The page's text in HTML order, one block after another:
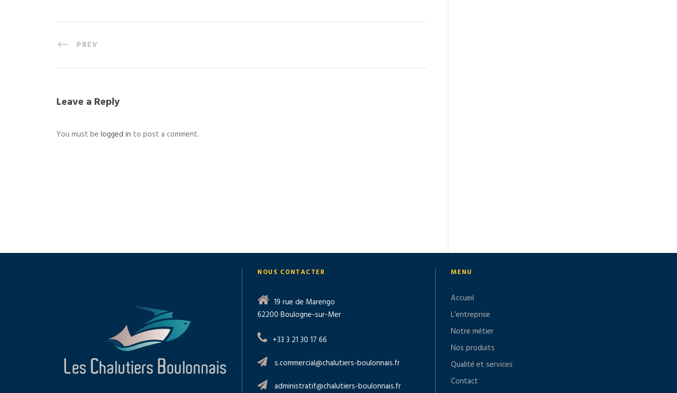
PREV
Leave a Reply
You must be logged in to post a comment.
NOUS CONTACTER
19 rue de Marengo
62200 Boulogne-sur-Mer
+33 3 21 30 17 66
s.commercial@chalutiers-boulonnais.fr
administratif@chalutiers-boulonnais.fr
MENU
Accueil
L’entreprise
Notre métier
Nos produits
Qualité et services
Contact